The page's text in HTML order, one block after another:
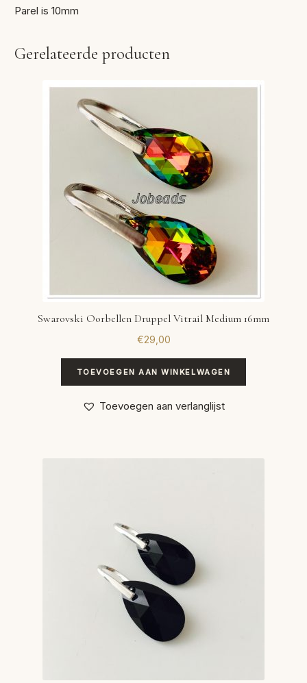
Parel is 10mm
Gerelateerde producten
Swarovski Oorbellen Druppel Vitrail Medium 16mm
€29,00
TOEVOEGEN AAN WINKELWAGEN
Toevoegen aan verlanglijst